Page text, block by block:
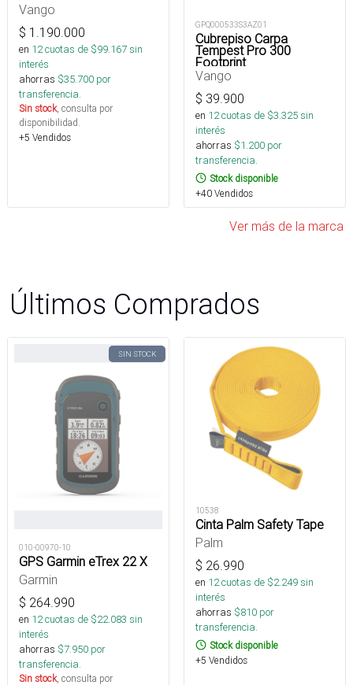
Vango
$ 1.190.000
en 12cuotas de $99.167sin
interés
ahorras $35.700 por
transferencia.
Sin stock, consulta por
disponibilidad.
+5 Vendidos
GPQ000533S3AZ01
Cubrepiso Carpa
Tempest Pro 300
Footprint
Vango
$ 39.900
en 12cuotas de $3.325sin
interés
ahorras $1.200 por
transferencia.
Stock disponible
+40 Vendidos
Ver más de la marca
Últimos Comprados
SIN STOCK
010-00970-10
GPS Garmin eTrex 22 X
Garmin
$ 264.990
en 12cuotas de $22.083 sin
interés
ahorras $7.950 por
transferencia.
Sin stock, consulta por
10538
Cinta Palm Safety Tape
Palm
$ 26.990
en 12cuotas de $2.249sin
interés
ahorras $810 por
transferencia.
Stock disponible
+5 Vendidos